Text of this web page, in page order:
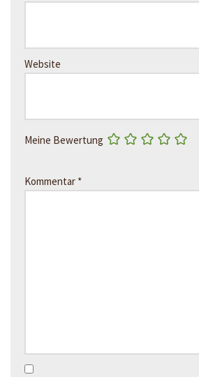
Website
Meine Bewertung
Kommentar *